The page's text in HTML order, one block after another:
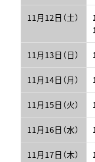
11月12日（土）
11月13日（日）
11月14日（月）
11月15日（火）
11月16日（水）
11月17日（木）